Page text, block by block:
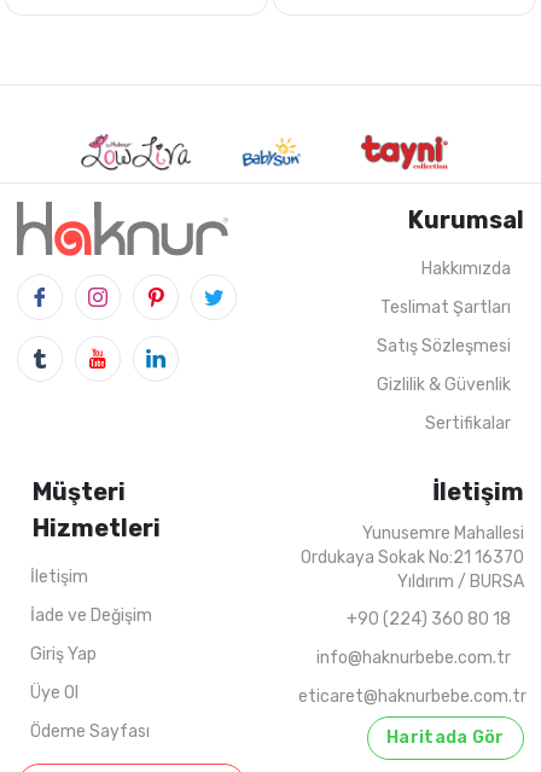
4 ADET 6-18 AYLIK ADET 5-8
Kurumsal
Hakkımızda
Teslimat Şartları
Satış Sözleşmesi
Gizlilik & Güvenlik
Sertifikalar
Müşteri
Hizmetleri
İletişim
İade ve Değişim
Giriş Yap
Üye Ol
Ödeme Sayfası
İletişim
Yunusemre Mahallesi
Ordukaya Sokak No:21 16370
Yıldırım / BURSA
+90 (224) 360 80 18
info@haknurbebe.com.tr
eticaret@haknurbebe.com.tr
Haritada Gör